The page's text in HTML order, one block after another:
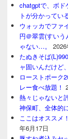
chatgptで、ボド
トが分かってい
ウォッカでファ
円＠翠雲(すい
ゃない…。
たぬきそば
ャ固いんだけど
ローストポーク
レー食べ放題！
熱々じゃないと
神保町、全体的
ここはオススメ
年6月17日